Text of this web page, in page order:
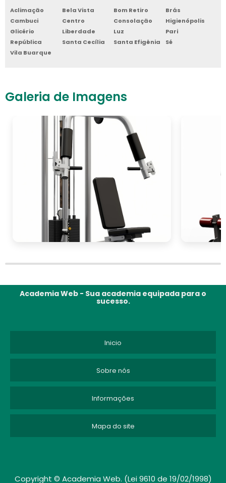
Aclimação Bela Vista Bom Retiro
Brás
Cambuci
Centro Consolação
Higienópolis
Glicério
Liberdade Luz
Pari
República
Santa Cecília Santa Efigênia
Sé
Vila Buarque
Galeria de Imagens
Academia Web - Sua academia equipada para o
sucesso.
Inicio
Sobre nós
Informações
Mapa do site
Copyright © Academia Web. (Lei 9610 de 19/02/1998)